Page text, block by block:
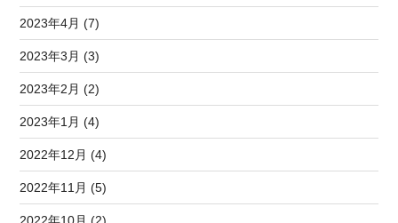
2023年4月 (7)
2023年3月 (3)
2023年2月 (2)
2023年1月 (4)
2022年12月 (4)
2022年11月 (5)